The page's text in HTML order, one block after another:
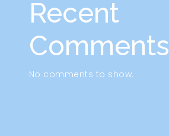
Recent
Comments
No comments to show.